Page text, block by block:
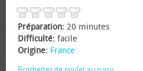
Préparation: 20 minutes
Difficulté: facile
Origine: France